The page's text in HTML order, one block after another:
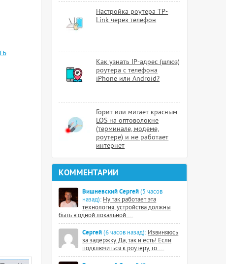
Настройка роутера TP-
Link через телефон
Как узнать IP-адрес (шлюз)
роутера с телефона
iPhone или Android?
Горит или мигает красным
LOS на оптоволокне
(терминале, модеме,
роутере) и не работает
интернет
КОММЕНТАРИИ
Вишневский Сергей (5 часов
назад): Ну так работает эта
технология, устройства должны
быть в одной локальной ...
Сергей (6 часов назад): Извиняюсь
за задержку. Да, так и есть! Если
подключиться к роутеру, то ...